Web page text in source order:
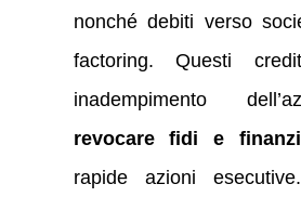
nonché debiti verso
factoring. Questi
inadempimento
revocare fidi e
rapide azioni